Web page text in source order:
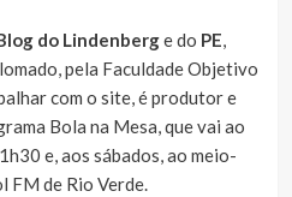
do Lindenberge do PE,
pela Faculdade Objetivo
com o site, é produtor e
Bola na Mesa, que vai ao
e, aos sábados, ao meio-
FM de Rio Verde.